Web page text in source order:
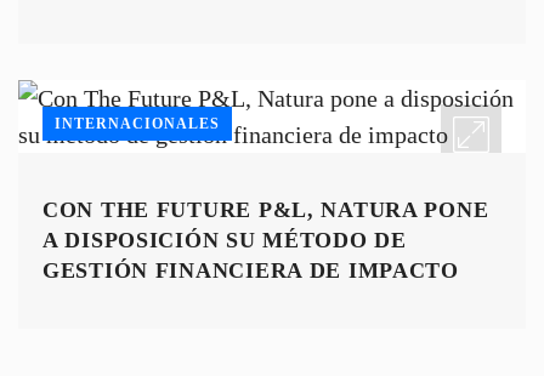
INTERNACIONALES
CON THE FUTURE P&L, NATURA PONE
A DISPOSICIÓN SU MÉTODO DE
GESTIÓN FINANCIERA DE IMPACTO